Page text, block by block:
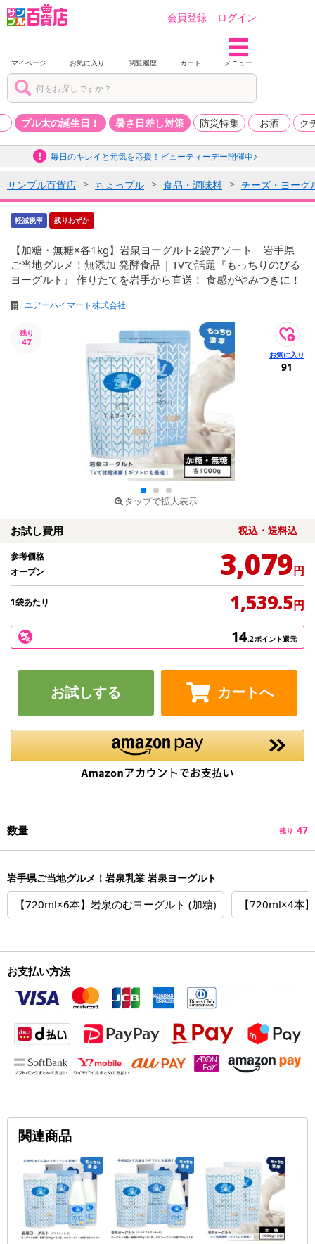
会員登録 ログイン
マイページ お気に入り 閲覧履歴 カート メニュー
プル太の誕生日！ 暑さ日差し対策 防災特集 お酒 ク
毎日のキレイと元気を応援！ビューティーデー開催中♪
サンプル百貨店 ちょっプル 食品・調味料 チーズ・ヨーグ
軽減税率 残りわずか
【加糖・無糖×各1kg】岩泉ヨーグルト2袋アソート 岩手県
ご当地グルメ！無添加 発酵食品 | TVで話題『もっちりのびる
ヨーグルト』 作りたてを岩手から直送！ 食感がやみつきに！
ユアーハイマート株式会社
残り
47
タップで拡大表示
91
お試し費用 税込・送料込
参考価格
オープン
3,079円
1袋あたり 1,539.5円
14.2ポイント還元
お試しする カートへ
数量 残り 47
岩手県ご当地グルメ！岩泉乳業 岩泉ヨーグルト
【720ml×6本】岩泉のむヨーグルト (加糖) 【720ml×4本
お支払い方法
関連商品